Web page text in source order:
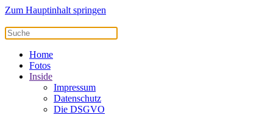
Zum Hauptinhalt springen
Home
Fotos
Inside
Impressum
Datenschutz
Die DSGVO